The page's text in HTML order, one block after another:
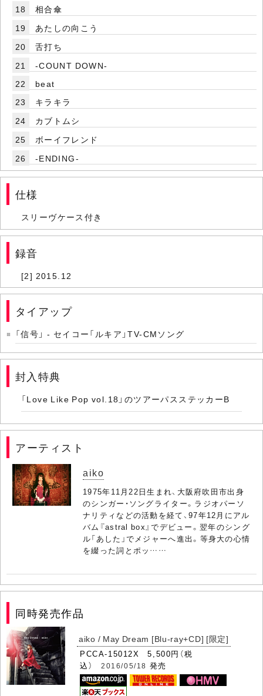
18
相合傘
19
あたしの向こう
20
舌打ち
21
-COUNT DOWN-
22
beat
23
キラキラ
24
カブトムシ
25
ボーイフレンド
26
-ENDING-
仕様
スリーヴケース付き
録音
[2] 2015.12
タイアップ
「信号」 - セイコー「ルキア」TV-CMソング
封入特典
「Love Like Pop vol.18」のツアーパスステッカーB
アーティスト
aiko
1975年11月22日生まれ、大阪府吹田市出身
のシンガー・ソングライター。ラジオパーソ
ナリティなどの活動を経て、97年12月にアル
バム『astral box』でデビュー。翌年のシング
ル「あした」でメジャーへ進出。等身大の心情
を綴った詞とポッ……
同時発売作品
aiko / May Dream [Blu-ray+CD] [限定]
PCCA-15012X 5,500円（税
込） 2016/05/18 発売